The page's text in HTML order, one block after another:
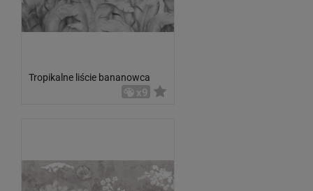
Tropikalne liście bananowca
x9